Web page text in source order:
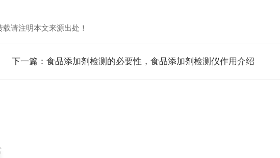
载请注明本文来源出处！
下一篇： 食品添加剂检测的必要性，食品添加剂检测仪作用介绍